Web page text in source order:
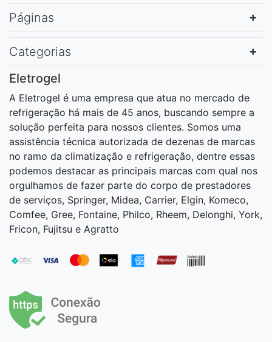
Páginas
Categorias
Eletrogel
A Eletrogel é uma empresa que atua no mercado de
refrigeração há mais de 45 anos, buscando sempre a
solução perfeita para nossos clientes. Somos uma
assistência técnica autorizada de dezenas de marcas
no ramo da climatização e refrigeração, dentre essas
podemos destacar as principais marcas com qual nos
orgulhamos de fazer parte do corpo de prestadores
de serviços, Springer, Midea, Carrier, Elgin, Komeco,
Comfee, Gree, Fontaine, Philco, Rheem, Delonghi, York,
Fricon, Fujitsu e Agratto